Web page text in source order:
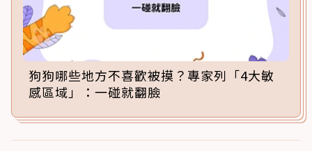
狗狗哪些地方不喜歡被摸？專家列「4大敏
感區域」：一碰就翻臉